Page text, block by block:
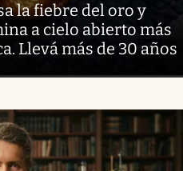
la fiebre del oro y
a cielo abierto más
Llevá más de 30 años